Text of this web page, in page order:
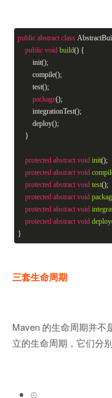
public abstract class
public void build() {
init();
compile();
test();
package();
integrationTest();
deploy();
}
protected abstract void init();
protected abstract void
protected abstract void test();
protected abstract void
protected abstract void
protected abstract void deploy
}
三套生命周期
Maven 的生命周期并不
立的生命周期，它们分